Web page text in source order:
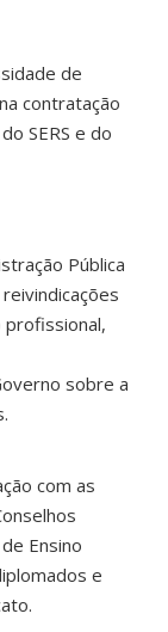
de
contratação
SERS e do
Pública
sobre a
com as
Ensino
e